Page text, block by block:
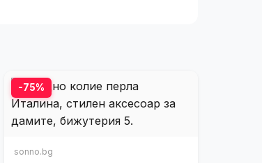
-75%
sonno.bg